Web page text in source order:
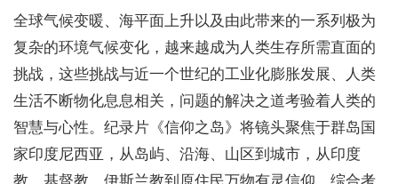
全球气候变暖、海平面上升以及由此带来的一系列极为
复杂的环境气候变化，越来越成为人类生存所需直面的
挑战，这些挑战与近一个世纪的工业化膨胀发展、人类
生活不断物化息息相关，问题的解决之道考验着人类的
智慧与心性。纪录片《信仰之岛》将镜头聚焦于群岛国
家印度尼西亚，从岛屿、沿海、山区到城市，从印度